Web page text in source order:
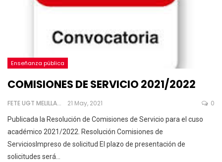
Enseñanza pública
COMISIONES DE SERVICIO 2021/2022
FETE UGT MELILLA 21 May, 2021 0
Publicada la Resolución de Comisiones de Servicio para el cuso
académico 2021/2022. Resolución Comisiones de
ServiciosImpreso de solicitud El plazo de presentación de
solicitudes será